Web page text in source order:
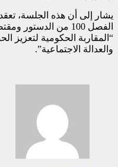
يشار إلى أن هذه الجلسة،
الفصل 100 من
“المقاربة الحكومية لتعزيز
والعدالة الاجتماعية”.